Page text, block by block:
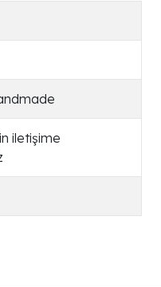
iletişime